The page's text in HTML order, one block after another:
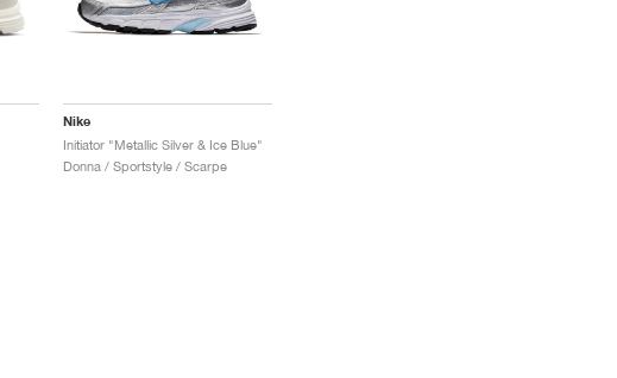
Nike
Initiator "Metallic Silver & Ice Blue"
Donna / Sportstyle / Scarpe